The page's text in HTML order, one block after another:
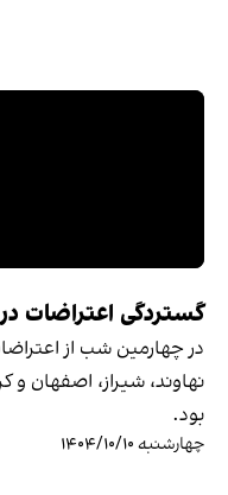
گستردگی اعتراضات در
در چهارمین شب از
نهاوند، شیراز،
بود.
چهارشنبه ۱۴۰۴/۱۰/۱۰